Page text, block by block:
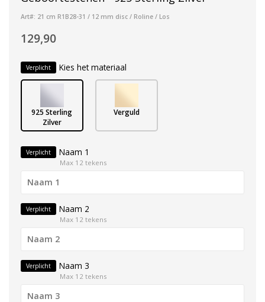
Art#: 21 cm R1B28-31 / 12 mm disc / Roline / Los
129,90
Verplicht Kies het materiaal
925 Sterling
Zilver
Verguld
Verplicht Naam 1
Max 12 tekens
Verplicht Naam 2
Max 12 tekens
Verplicht Naam 3
Max 12 tekens